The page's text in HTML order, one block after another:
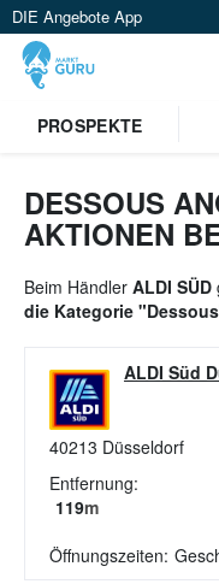
DIE Angebote App
PROSPEKTE
DESSOUS
AKTIONEN
Beim Händler ALDI SÜD
die Kategorie
ALDI Süd
40213 Düsseldorf
Entfernung:
119m
Öffnungszeiten: